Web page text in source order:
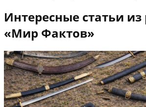
Интересные статьи
«Мир Фактов»